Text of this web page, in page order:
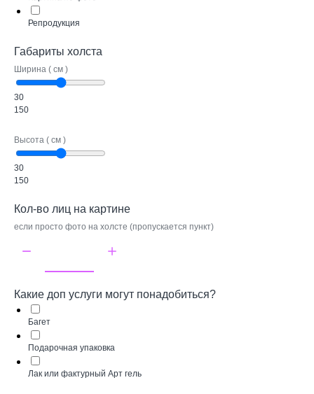
Репродукция
Габариты холста
Ширина ( см )
30
150
Высота ( см )
30
150
Кол-во лиц на картине
если просто фото на холсте (пропускается пункт)
Какие доп услуги могут понадобиться?
Багет
Подарочная упаковка
Лак или фактурный Арт гель